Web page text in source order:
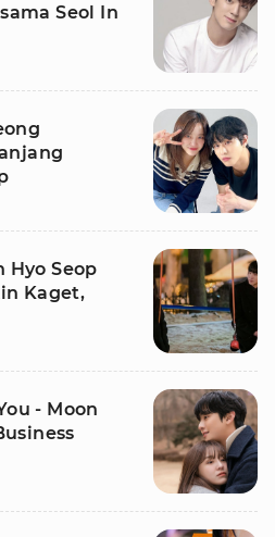
Seol In
Hyo Seop
Kaget,